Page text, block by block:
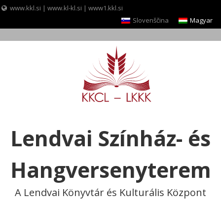
www.kkl.si | www.kl-kl.si | www1.kkl.si
Slovenščina
Magyar
Lendvai Színház- és
Hangversenyterem
A Lendvai Könyvtár és Kulturális Központ